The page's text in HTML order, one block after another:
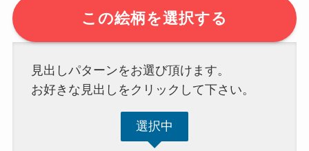
この絵柄を選択する
見出しパターンをお選び頂けます。
お好きな見出しをクリックして下さい。
選択中